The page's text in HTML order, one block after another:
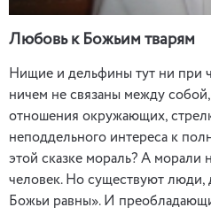
Любовь к Божьим тварям
Нищие и дельфины тут ни при
ничем не связаны между
отношения окружающих,
неподдельного интереса к
этой сказке мораль? А морали
человек. Но существуют люди,
Божьи равны». И